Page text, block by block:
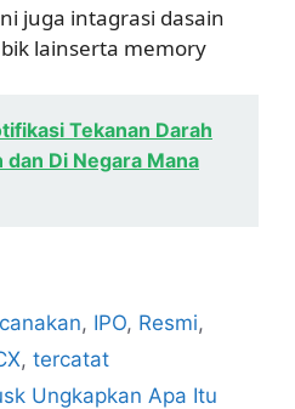
juga intagrasi dasain
lainserta memory
Tekanan Darah
Di Negara Mana
, IPO, Resmi,
, tercatat
Ungkapkan Apa Itu